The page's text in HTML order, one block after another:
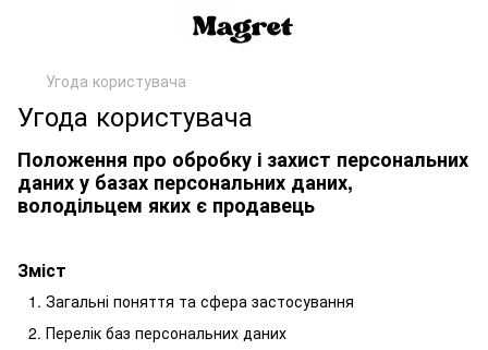
Угода користувача
Угода користувача
Положення про обробку і захист персональних
даних у базах персональних даних,
володільцем яких є продавець
Зміст
Загальні поняття та сфера застосування
Перелік баз персональних даних